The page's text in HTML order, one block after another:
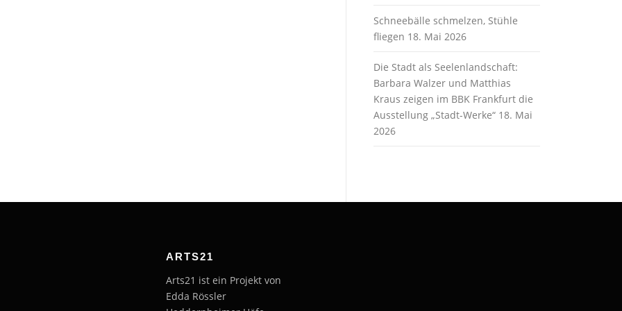
Schneebälle schmelzen, Stühle
fliegen 18. Mai 2026
Die Stadt als Seelenlandschaft:
Barbara Walzer und Matthias
Kraus zeigen im BBK Frankfurt die
Ausstellung „Stadt-Werke“ 18. Mai
2026
ARTS21
Arts21 ist ein Projekt von
Edda Rössler